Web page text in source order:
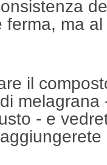
ferma, ma
il
- e